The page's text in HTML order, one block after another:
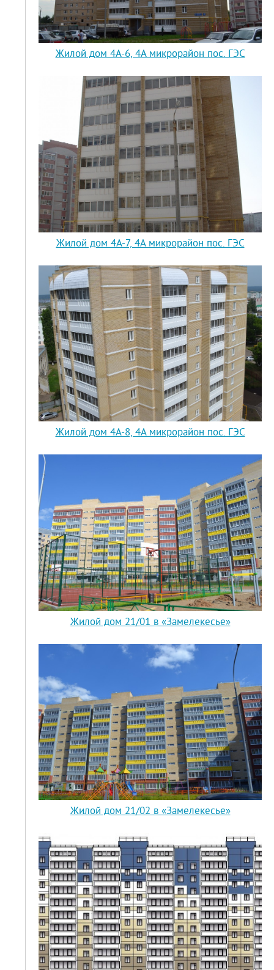
Жилой дом 4А-6, 4А микрорайон пос. ГЭС
Жилой дом 4А-7, 4А микрорайон пос. ГЭС
Жилой дом 4А-8, 4А микрорайон пос. ГЭС
Жилой дом 21/01 в «Замелекесье»
Жилой дом 21/02 в «Замелекесье»